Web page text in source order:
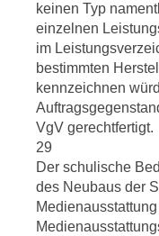
keinen Typ
einzelnen
im
bestimmten
kennzeichnen
VgV gerechtfertigt.
29
Der schulische
des Neubaus der